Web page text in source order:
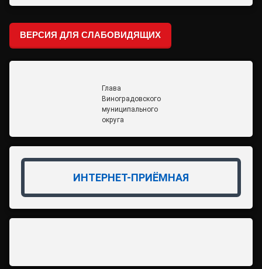
ВЕРСИЯ ДЛЯ СЛАБОВИДЯЩИХ
Глава
Виноградовского
муниципального
округа
ИНТЕРНЕТ-ПРИЁМНАЯ